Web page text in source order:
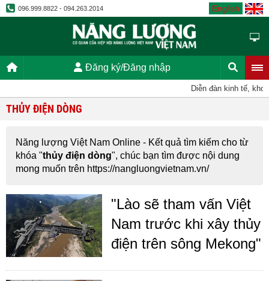
096.999.8822 - 094.263.2014 English
Đăng ký/Đăng nhập
Diễn đàn kinh tế,
THỦY ĐIỆN DÒNG
Năng lượng Việt Nam Online - Kết quả tìm kiếm cho từ
khóa "thủy điện dòng", chúc bạn tìm được nội dung
mong muốn trên https://nangluongvietnam.vn/
"Lào sẽ tham vấn Việt
Nam trước khi xây thủy
điện trên sông Mekong"